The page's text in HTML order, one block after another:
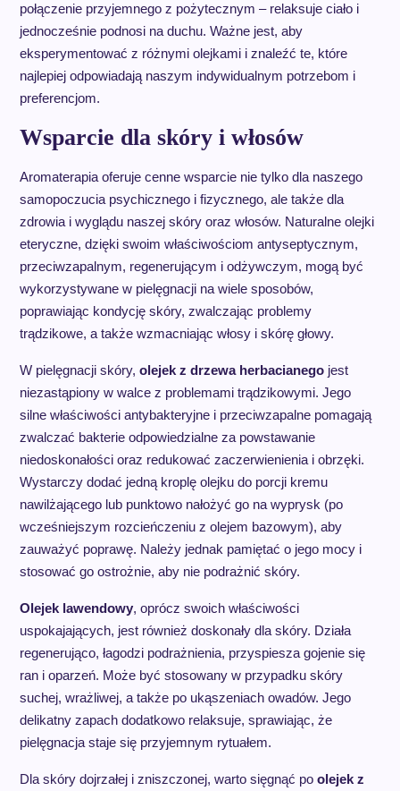
połączenie przyjemnego z pożytecznym – relaksuje ciało i
jednocześnie podnosi na duchu. Ważne jest, aby
eksperymentować z różnymi olejkami i znaleźć te, które
najlepiej odpowiadają naszym indywidualnym potrzebom i
preferencjom.
Wsparcie dla skóry i włosów
Aromaterapia oferuje cenne wsparcie nie tylko dla naszego
samopoczucia psychicznego i fizycznego, ale także dla
zdrowia i wyglądu naszej skóry oraz włosów. Naturalne olejki
eteryczne, dzięki swoim właściwościom antyseptycznym,
przeciwzapalnym, regenerującym i odżywczym, mogą być
wykorzystywane w pielęgnacji na wiele sposobów,
poprawiając kondycję skóry, zwalczając problemy
trądzikowe, a także wzmacniając włosy i skórę głowy.
W pielęgnacji skóry, olejek z drzewa herbacianegojest
niezastąpiony w walce z problemami trądzikowymi. Jego
silne właściwości antybakteryjne i przeciwzapalne pomagają
zwalczać bakterie odpowiedzialne za powstawanie
niedoskonałości oraz redukować zaczerwienienia i obrzęki.
Wystarczy dodać jedną kroplę olejku do porcji kremu
nawilżającego lub punktowo nałożyć go na wyprysk (po
wcześniejszym rozcieńczeniu z olejem bazowym), aby
zauważyć poprawę. Należy jednak pamiętać o jego mocy i
stosować go ostrożnie, aby nie podrażnić skóry.
Olejek lawendowy, oprócz swoich właściwości
uspokajających, jest również doskonały dla skóry. Działa
regenerująco, łagodzi podrażnienia, przyspiesza gojenie się
ran i oparzeń. Może być stosowany w przypadku skóry
suchej, wrażliwej, a także po ukąszeniach owadów. Jego
delikatny zapach dodatkowo relaksuje, sprawiając, że
pielęgnacja staje się przyjemnym rytuałem.
Dla skóry dojrzałej i zniszczonej, warto sięgnąć po olejek z